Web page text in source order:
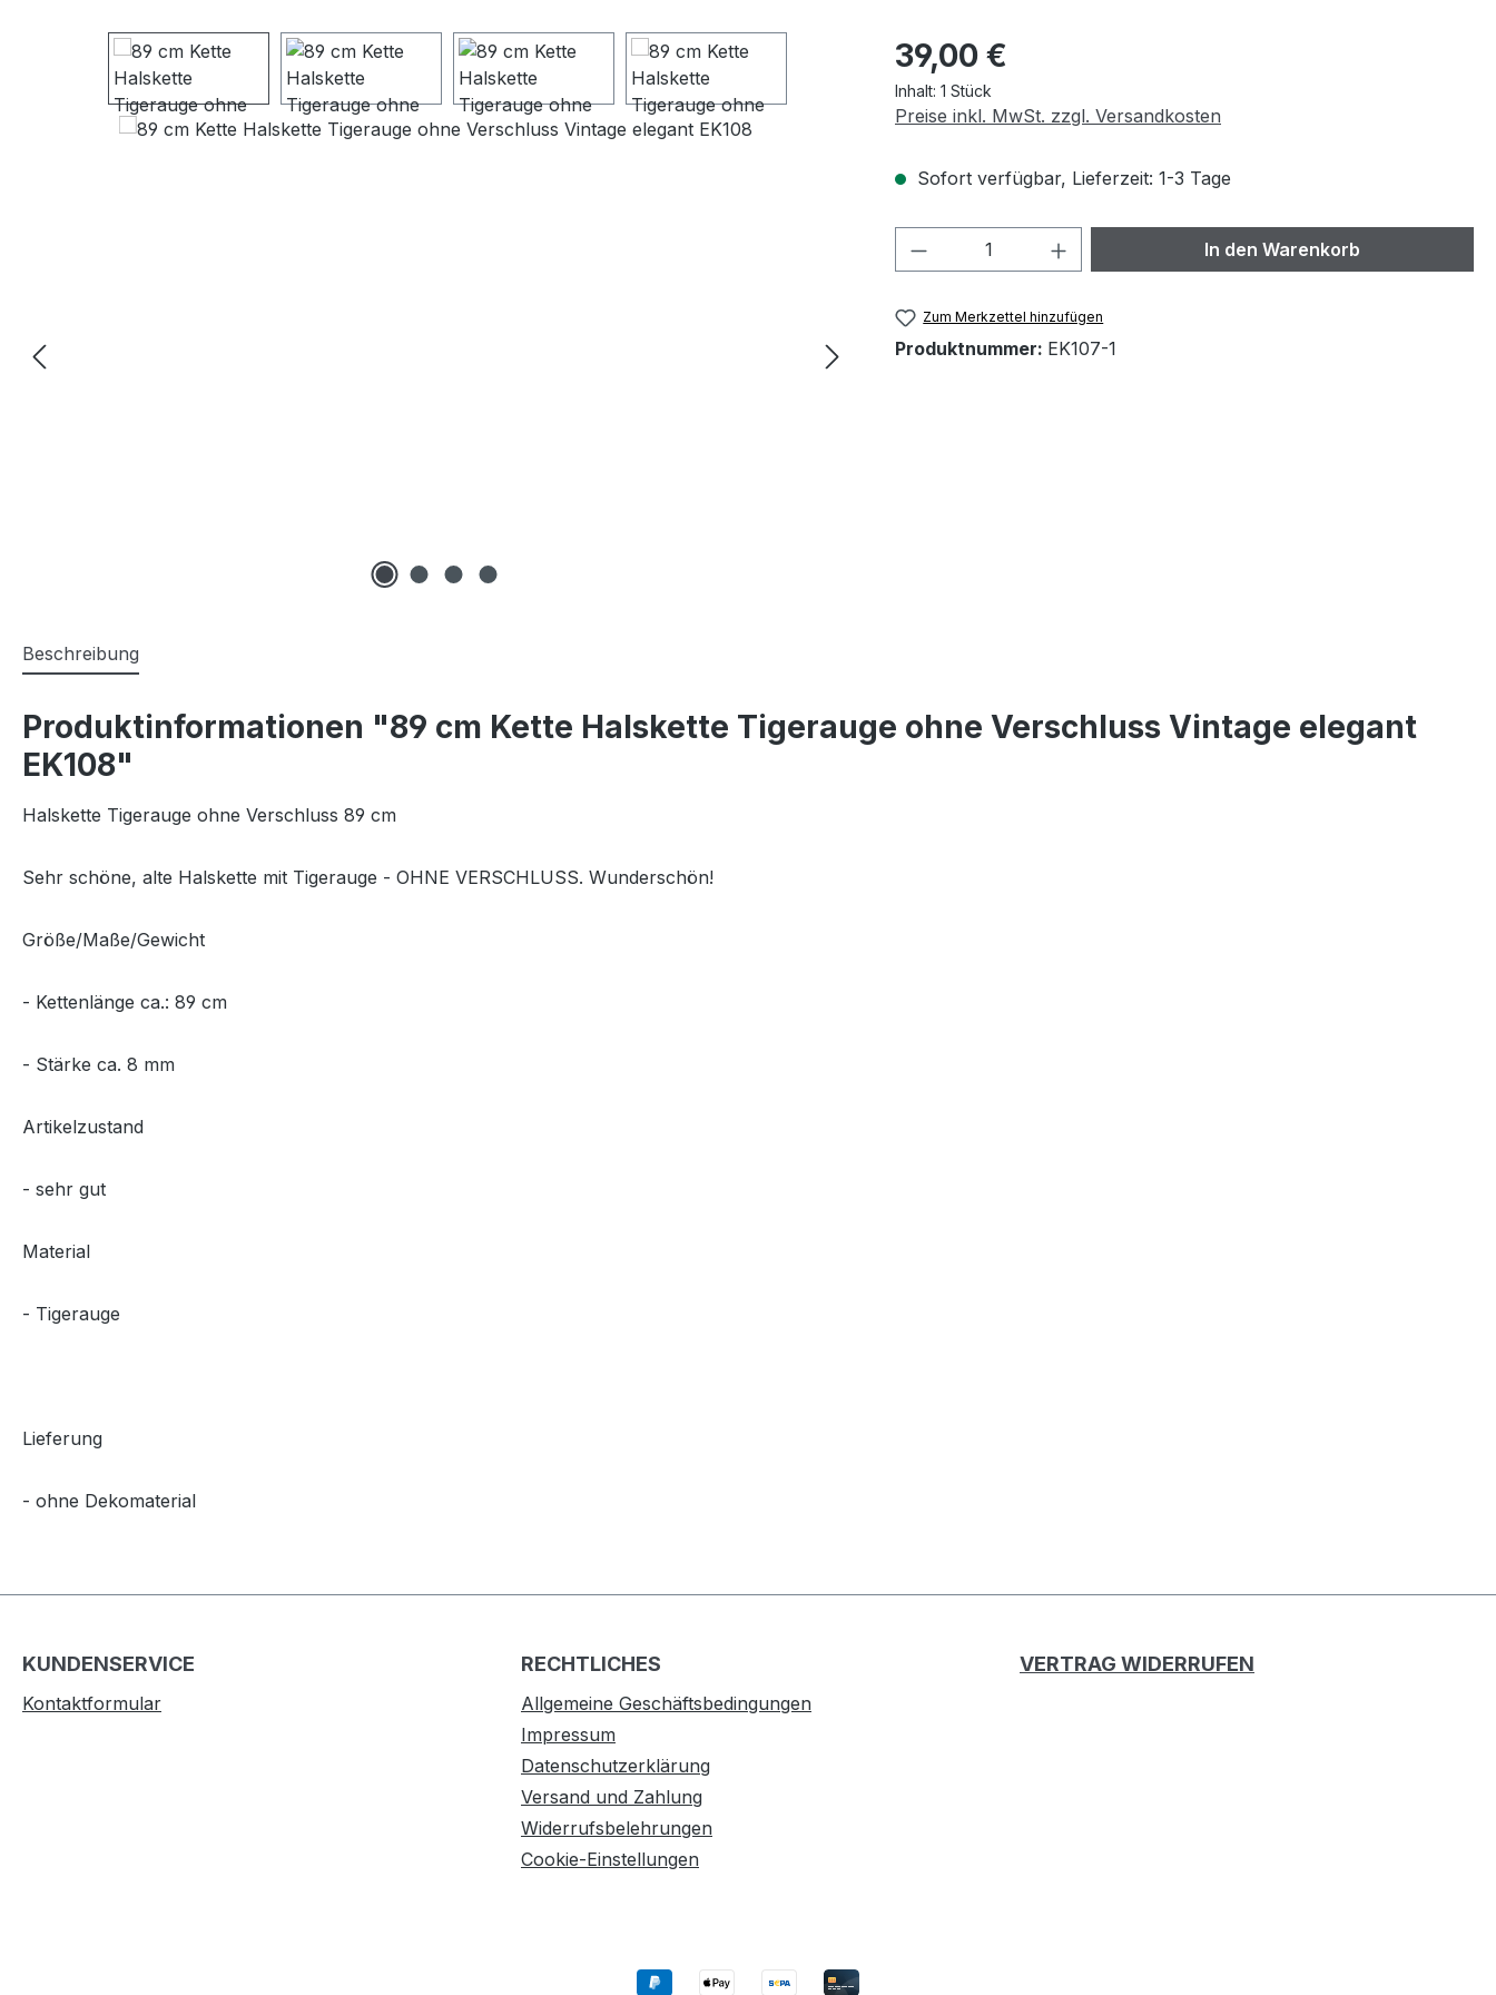
Regulärer Preis:
39,00 €
Inhalt: 1 Stück
Preise inkl. MwSt. zzgl. Versandkosten
Sofort verfügbar, Lieferzeit: 1-3 Tage
Produkt Anzahl: Gib den gewünschten Wert
In den Warenkorb
Zum Merkzettel hinzufügen
Produktnummer: EK107-1
Beschreibung
Produktinformationen "89 cm Kette Halskette Tigerauge ohne Verschluss Vintage elegant
EK108"
Halskette Tigerauge ohne Verschluss 89 cm
Sehr schöne, alte Halskette mit Tigerauge - OHNE VERSCHLUSS. Wunderschön!
Größe/Maße/Gewicht
- Kettenlänge ca.: 89 cm
- Stärke ca. 8 mm
Artikelzustand
- sehr gut
Material
- Tigerauge
Lieferung
- ohne Dekomaterial
KUNDENSERVICE
Kontaktformular
RECHTLICHES
Allgemeine Geschäftsbedingungen
Impressum
Datenschutzerklärung
Versand und Zahlung
Widerrufsbelehrungen
Cookie-Einstellungen
VERTRAG WIDERRUFEN